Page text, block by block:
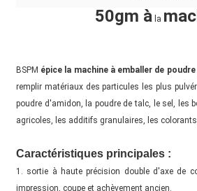
50gm àla
BSPM épice la machine à emballer de poudre
remplir matériaux des particules les plus
poudre d'amidon, la poudre de talc, le sel, les
agricoles, les additifs granulaires, les
Caractéristiques principales :
1. sortie à haute précision double d'axe de
impression, coupe et achèvement ancien.